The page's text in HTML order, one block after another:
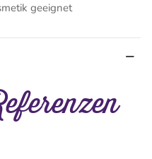
geeignet